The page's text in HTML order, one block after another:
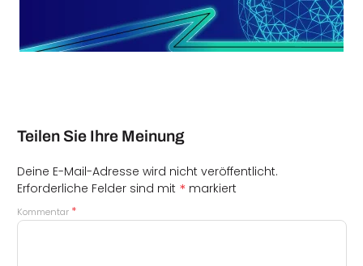
Teilen Sie Ihre Meinung
Deine E-Mail-Adresse wird nicht veröffentlicht.
Erforderliche Felder sind mit * markiert
Kommentar *